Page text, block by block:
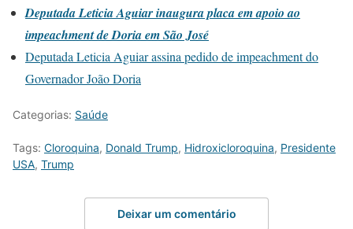
Deputada Leticia Aguiar inaugura placa em apoio ao
impeachment de Doria em São José
Deputada Leticia Aguiar assina pedido de impeachment do
Governador João Doria
Categorias: Saúde
Tags: Cloroquina, Donald Trump, Hidroxicloroquina, Presidente
USA, Trump
Deixar um comentário